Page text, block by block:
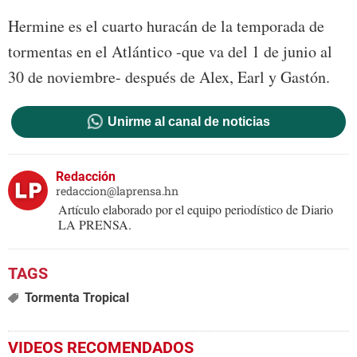
Hermine es el cuarto huracán de la temporada de
tormentas en el Atlántico -que va del 1 de junio al
30 de noviembre- después de Alex, Earl y Gastón.
Unirme al canal de noticias
Redacción
redaccion@laprensa.hn
Artículo elaborado por el equipo periodístico de Diario
LA PRENSA.
Tormenta Tropical
VIDEOS RECOMENDADOS